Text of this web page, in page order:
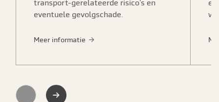
transport-gerelateerde risico’s en
eventuele gevolgschade.
Meer informatie
Previous Next